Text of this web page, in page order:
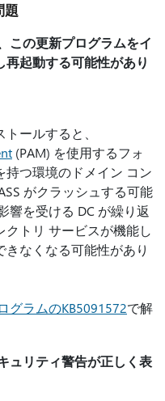
題
この更新プログラムをイ
起動する可能性があり
ールすると、
(PAM) を使用するフォ
持つ環境のドメイン コン
がクラッシュする可能
響を受ける DC が繰り返
クトリ サービスが機能し
なくなる可能性があり
グラムのKB5091572で解
ュリティ警告が正しく表